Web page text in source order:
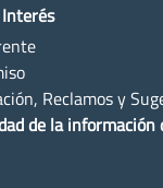
Reclamos y
de la información